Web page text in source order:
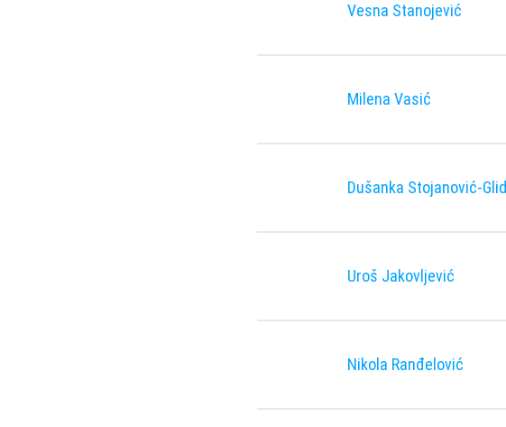
Vesna Stanojević
Milena Vasić
Dušanka Stojanović-Glid
Uroš Jakovljević
Nikola Ranđelović